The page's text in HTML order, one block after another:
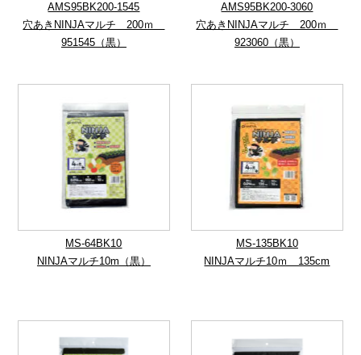
AMS95BK200-1545
穴あきNINJAマルチ 200ｍ
951545（黒）
AMS95BK200-3060
穴あきNINJAマルチ 200ｍ
923060（黒）
MS-64BK10
NINJAマルチ10m（黒）
MS-135BK10
NINJAマルチ10ｍ 135cm